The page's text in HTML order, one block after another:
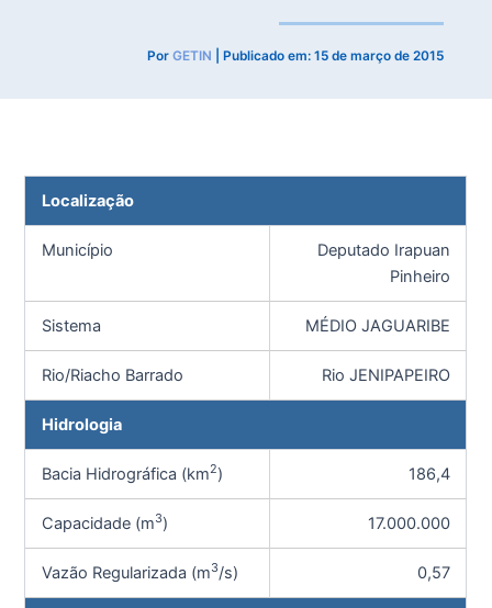
PorGETIN | Publicado em:15 de março de 2015
Localização
Município
Deputado Irapuan
Pinheiro
Sistema MÉDIO JAGUARIBE
Rio/Riacho Barrado Rio JENIPAPEIRO
Hidrologia
Bacia Hidrográfica (km2) 186,4
Capacidade (m3) 17.000.000
Vazão Regularizada (m3/s) 0,57